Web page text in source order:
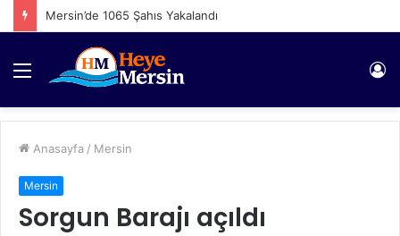
Mersin’de 1065 Şahıs Yakalandı
Menü
Anasayfa / Mersin
Mersin
Sorgun Barajı açıldı